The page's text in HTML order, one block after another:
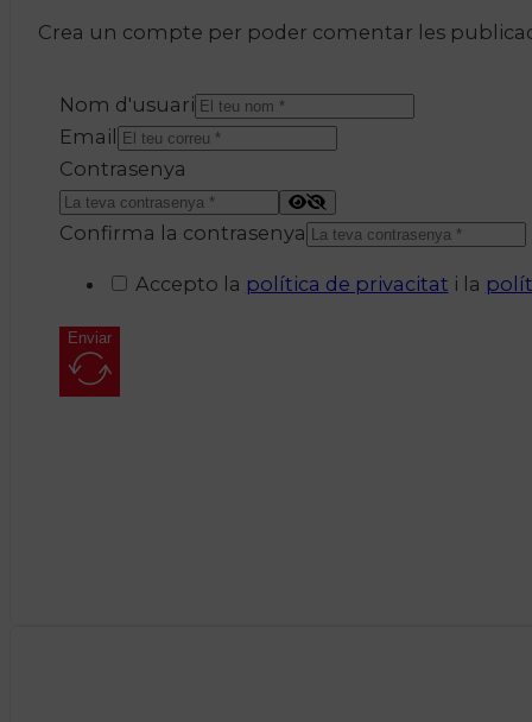
Crea un compte per poder comentar les
Nom d'usuari
Email
Contrasenya
Confirma la contrasenya
Accepto la política de privacitat i la
Enviar